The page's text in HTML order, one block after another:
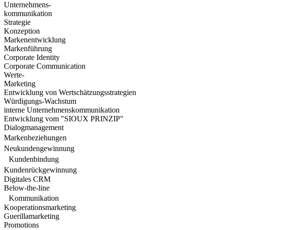
Unternehmens-
kommunikation
Strategie
Konzeption
Markenentwicklung
Markenführung
Corporate Identity
Corporate Communication
Werte-
Marketing
Entwicklung von Wertschätzungsstrategien
Würdigungs-Wachstum
interne Unternehmenskommunikation
Entwicklung vom "SIOUX PRINZIP"
Dialogmanagement
Markenbeziehungen
Neukundengewinnung
Kundenbindung
Kundenrückgewinnung
Digitales CRM
Below-the-line
Kommunikation
Kooperationsmarketing
Guerillamarketing
Promotions